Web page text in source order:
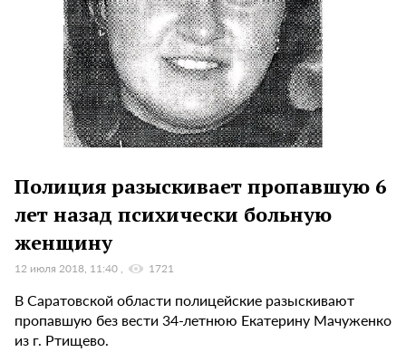
Полиция разыскивает пропавшую 6
лет назад психически больную
женщину
12 июля 2018, 11:40 1721
В Саратовской области полицейские разыскивают
пропавшую без вести 34-летнюю Екатерину Мачуженко
из г. Ртищево.